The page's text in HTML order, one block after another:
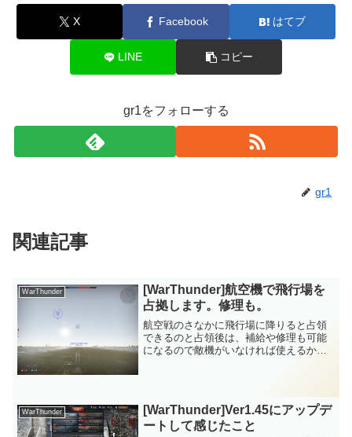
X Facebook はてブ
LINE コピー
gr1をフォローする
gr1
関連記事
WarThunder
[WarThunder]航空機で飛行場を
占拠します。修理も。
航空戦のさなかに飛行場に降りると占領
できるのと占領後は、補給や修理も可能
になるので敵機がいなければ使えるかも
WarThunder
[WarThunder]Ver1.45にアップデ
ートして感じたこと